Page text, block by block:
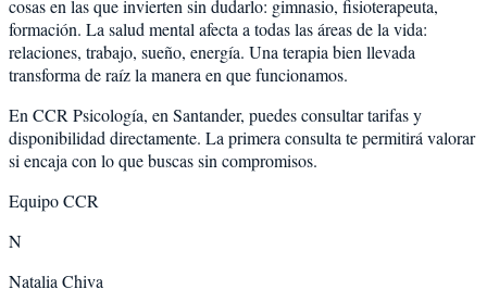
cosas en las que invierten sin dudarlo: gimnasio, fisioterapeuta,
formación. La salud mental afecta a todas las áreas de la vida:
relaciones, trabajo, sueño, energía. Una terapia bien llevada
transforma de raíz la manera en que funcionamos.
En CCR Psicología, en Santander, puedes consultar tarifas y
disponibilidad directamente. La primera consulta te permitirá valorar
si encaja con lo que buscas sin compromisos.
Equipo CCR
N
Natalia Chiva